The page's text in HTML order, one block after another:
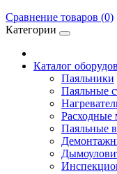
Сравнение товаров (0)
Категории
Каталог
Паяльники
Паяльные
Расходные
Паяльные